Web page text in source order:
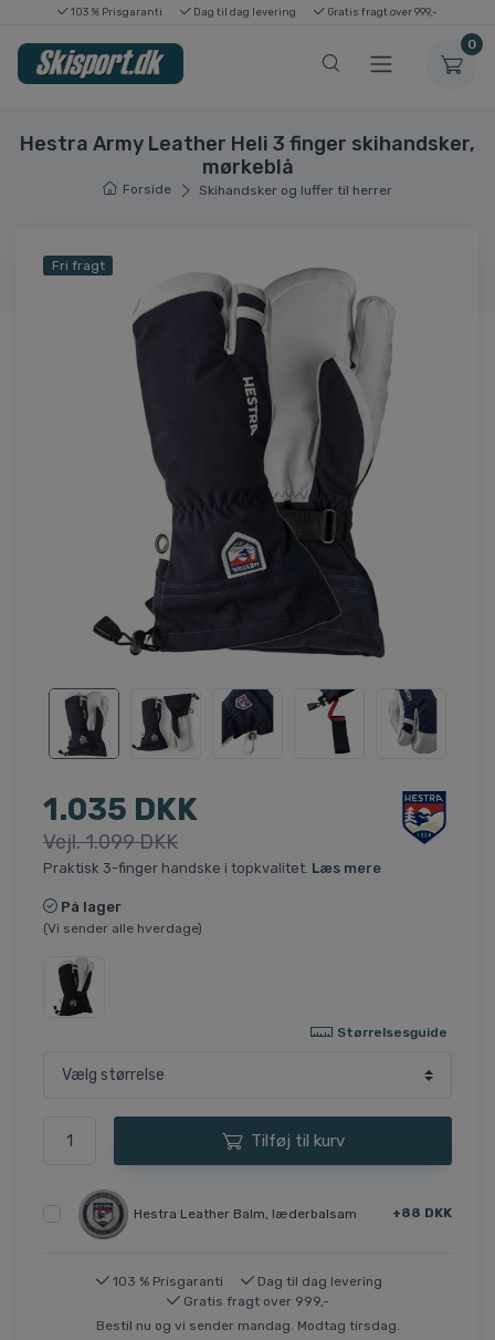
103 % Prisgaranti Dag til dag levering Gratis fragt over 999,-
0
Hestra Army Leather Heli 3 finger skihandsker,
mørkeblå
Forside Skihandsker og luffer til herrer
Fri fragt
1.035 DKK
Vejl. 1.099 DKK
Praktisk 3-finger handske i topkvalitet. Læs mere
På lager
(Vi sender alle hverdage)
Størrelsesguide
Tilføj til kurv
Hestra Leather Balm, læderbalsam +88 DKK
103 % Prisgaranti
Dag til dag levering
Gratis fragt over 999,-
Bestil nu og vi sender mandag. Modtag tirsdag.